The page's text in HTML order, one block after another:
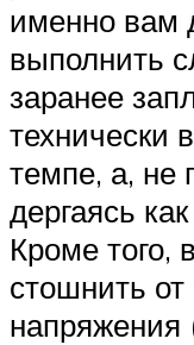
именно вам
выполнить
заранее
технически
темпе, а, не
дергаясь
Кроме того,
стошнить от
напряжения